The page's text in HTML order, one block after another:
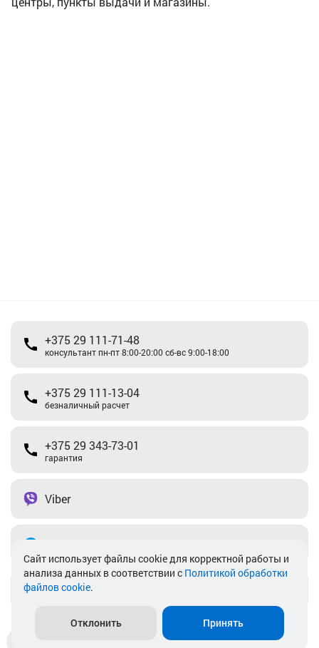
+375 29 111-71-48
консультант пн-пт 8:00-20:00 сб-вс 9:00-18:00
+375 29 111-13-04
безналичный расчет
+375 29 343-73-01
гарантия
Viber
info@akkamulik.by
Пункты выдачи Магазины
Cайт использует файлы cookie для корректной работы и
анализа данных в соответствии с Политикой обработки
файлов cookie.
Отклонить Принять